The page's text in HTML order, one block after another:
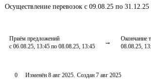
Осуществление перевозок с 09.08.25 по 31.12.25
Приём предложений
с 06.08.25, 13:45 по 08.08.25, 13:45
Окончание
08.08.25,
0 Изменён 8 авг 2025. Создан 7 авг 2025